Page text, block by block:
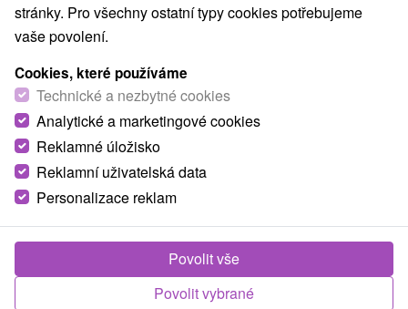
stránky. Pro všechny ostatní typy cookies potřebujeme
vaše povolení.
Cookies, které používáme
Technické a nezbytné cookies
Analytické a marketingové cookies
Reklamné úložisko
Reklamní uživatelská data
Personalizace reklam
Povolit vybrané
Povolit vše